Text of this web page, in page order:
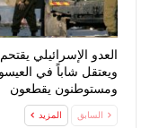
العدو الإسرائيلي
ويعتقل شاباً في
ومستوطنون يقطعون
عشرات…
السابق المزيد